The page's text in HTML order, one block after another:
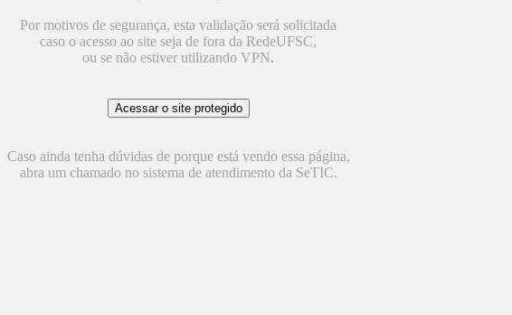
Por motivos de segurança, esta validação será solicitada
caso o acesso ao site seja de fora da RedeUFSC,
ou se não estiver utilizando VPN.
Caso ainda tenha dúvidas de porque está vendo essa página,
abra um chamado no sistema de atendimento da SeTIC.